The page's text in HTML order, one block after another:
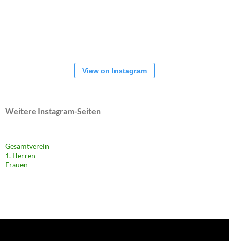
View on Instagram
Weitere Instagram-Seiten
Gesamtverein
1. Herren
Frauen